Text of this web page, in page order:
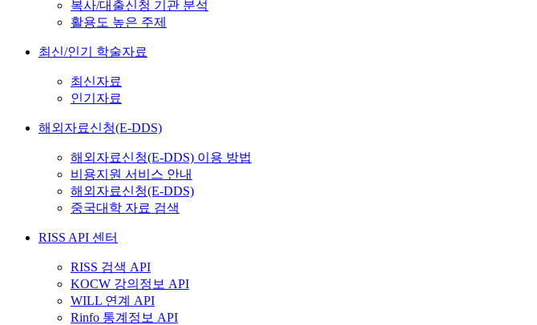
복사/대출신청 기관 분석
활용도 높은 주제
최신/인기 학술자료
최신자료
인기자료
해외자료신청(E-DDS)
해외자료신청(E-DDS) 이용 방법
비용지원 서비스 안내
해외자료신청(E-DDS)
중국대학 자료 검색
RISS API 센터
RISS 검색 API
KOCW 강의정보 API
WILL 연계 API
Rinfo 통계정보 API